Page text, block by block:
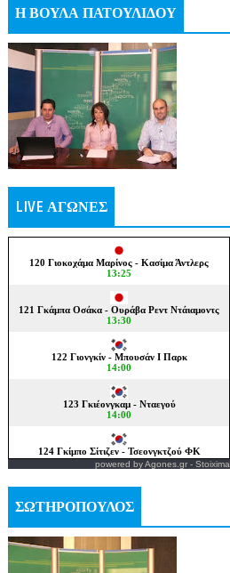
Η ΒΟΥΛΑ ΠΑΤΟΥΛΙΔΟΥ
LIVE ΑΓΩΝΕΣ
powered byAgones.gr- Stoixima
ΣΩΤΗΡΟΠΟΥΛΟΣ